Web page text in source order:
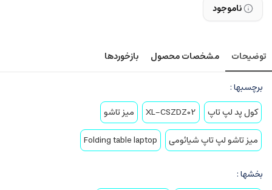
ناموجود
توضیحات مشخصات محصول بازخوردها
برچسبها :
کول پد لپ تاپ
XL-CSZDZ02
میز تاشو
میز تاشو لپ تاپ شیائومی
Folding table laptop
بخشها :